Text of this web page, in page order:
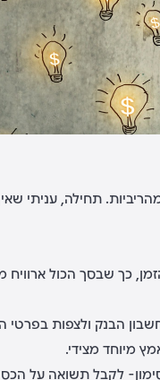
תחילה, עניתי
כך שבסך הכול
הבנק ולצפות בפרטי
הפוטנציאלי בעוד 13 (!!) שנים, ואז נפל לי